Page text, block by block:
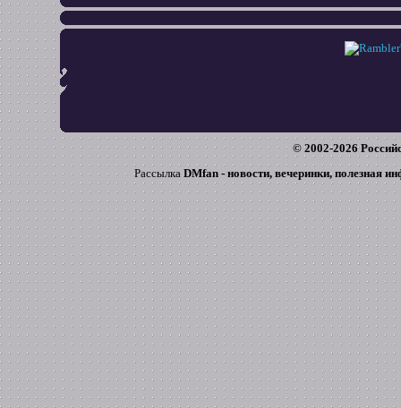
© 2002-2026
Рассылка DMfan - новости, вечеринки, полезная